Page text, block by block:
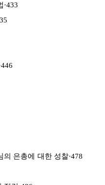
·433
은총에 대한 성찰·478